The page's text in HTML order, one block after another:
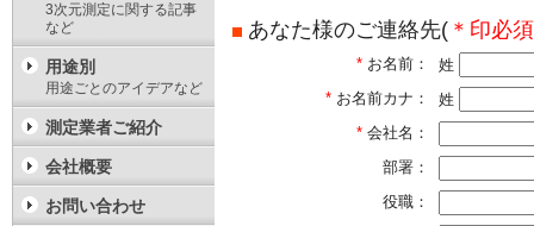
あなた様のご連絡先(＊印必須
* お名前：
姓
* お名前カナ：
姓
* 会社名：
部署：
役職：
3次元測定に関する記事
など
用途別
用途ごとのアイデアなど
測定業者ご紹介
会社概要
お問い合わせ